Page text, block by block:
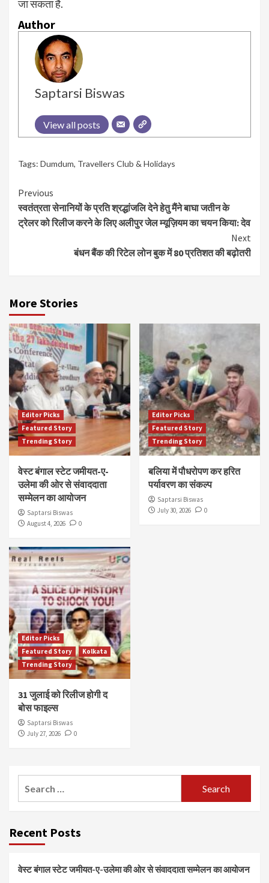
जा सकता है.
Author
Saptarsi Biswas
View all posts
Tags: Dumdum, Travellers Club & Holidays
Continue
Reading
Previous
स्वतंत्रता सेनानियों के प्रति श्रद्धांजलि देने हेतु मैंने बाघा जतीन के
ट्रेलर को रिलीज करने के लिए अलीपुर जेल म्यूज़ियम का चयन किया: देव
Next
बंधन बैंक की रिटेल लोन बुक में 80 प्रतिशत की बढ़ोतरी
More Stories
Editor Picks
Featured Story
Trending Story
वेस्ट बंगाल स्टेट जमीयत-ए-
उलेमा की ओर से संवाददाता
सम्मेलन का आयोजन
Saptarsi Biswas
August 4, 2026
0
Editor Picks
Featured Story
Trending Story
बलिया में पौधरोपण कर हरित
पर्यावरण का संकल्प
Saptarsi Biswas
July 30, 2026
0
Editor Picks
Featured Story
Kolkata
Trending Story
31 जुलाई को रिलीज होगी द
बोस फाइल्स
Saptarsi Biswas
July 27, 2026
0
Recent Posts
वेस्ट बंगाल स्टेट जमीयत-ए-उलेमा की ओर से संवाददाता सम्मेलन का आयोजन